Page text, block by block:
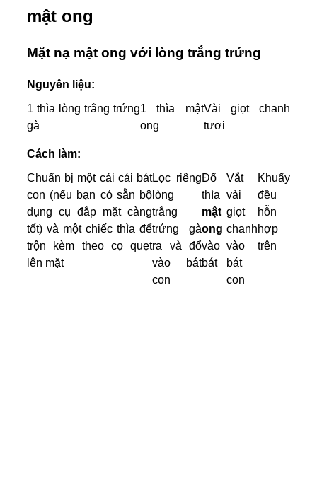
mật ong
Mặt nạ mật ong với lòng trắng trứng
Nguyên liệu:
1 thìa lòng trắng trứng
gà
1 thìa mật
ong
Vài giọt chanh
tươi
Cách làm:
Chuẩn bị một cái cái bát
con (nếu bạn có sẵn bộ
dụng cụ đắp mặt càng
tốt) và một chiếc thìa để
trộn kèm theo cọ quẹt
lên mặt
Lọc riêng
lòng
trắng
trứng gà
ra và đổ
vào bát
con
Đổ
thìa
mật
ong
vào
bát
Vắt
vài
giọt
chanh
vào
bát
con
Khuấy
đều
hỗn
hợp
trên